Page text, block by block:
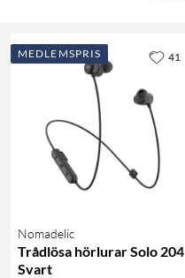
MEDLEMSPRIS
Nomadelic
Trådlösa hörlurar Solo 204
Svart
41